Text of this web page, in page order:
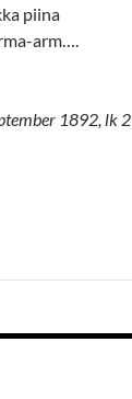
piina
arm….
1892, lk 2